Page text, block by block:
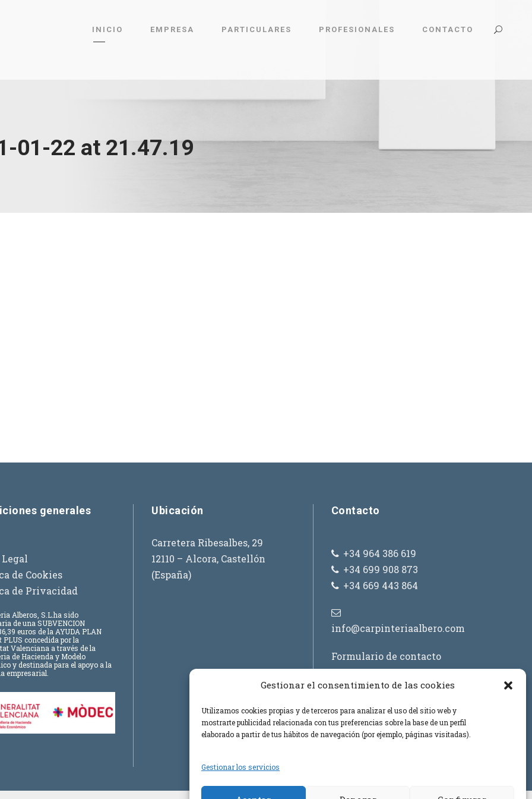
Gestionar el consentimiento de las cookies
Utilizamos cookies propias y de terceros para analizar el uso del sitio web y
mostrarte publicidad relacionada con tus preferencias sobre la base de un perfil
elaborado a partir de tus hábitos de navegación (por ejemplo, páginas visitadas).
Gestionar los servicios
INICIO EMPRESA PARTICULARES PROFESIONALES CONTACTO
01-22 at 21.47.19
generales
de Cookies
de Privacidad
Alberos, S.L.ha sido
de una SUBVENCION
euros de la AYUDA PLAN
PLUS concedida por la
Valenciana a través de la
de Hacienda y Modelo
y destinada para el apoyo a la
empresarial.
Ubicación
Carretera Ribesalbes, 29
12110 – Alcora, Castellón
(España)
Contacto
+34 964 386 619
+34 699 908 873
+34 669 443 864
info@carpinteriaalbero.com
Formulario de contacto